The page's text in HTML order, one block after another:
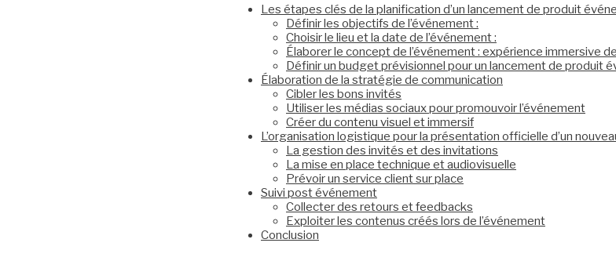
Les étapes clés de la planification d’un lancement de produit
Définir les objectifs de l’événement :
Choisir le lieu et la date de l’événement :
Élaborer le concept de l’événement : expérience immersive
Définir un budget prévisionnel pour un lancement de produit
Élaboration de la stratégie de communication
Cibler les bons invités
Utiliser les médias sociaux pour promouvoir l’événement
Créer du contenu visuel et immersif
L’organisation logistique pour la présentation officielle d’un
La gestion des invités et des invitations
La mise en place technique et audiovisuelle
Prévoir un service client sur place
Suivi post événement
Collecter des retours et feedbacks
Exploiter les contenus créés lors de l’événement
Conclusion